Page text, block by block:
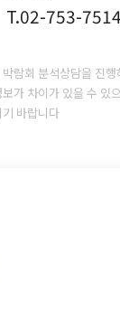
T.02-753-7514
람회 분석상담을 진
가 차이가 있을 수 있
바랍니다